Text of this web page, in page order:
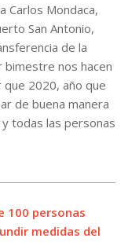
Carlos Mondaca,
San Antonio,
de la
bimestre nos hacen
2020, año que
de buena manera
todas las personas
100 personas
medidas del